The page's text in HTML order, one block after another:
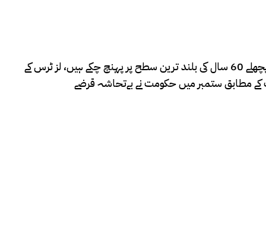
لندن ( نیٹ نیوز ) برطانیہ میں معاشی بحران کی گونج بڑھتی جا رہی ہے اور اب تازہ ترین اطالاعات کے مطابق برطانوی حکومت کے قرضے پچھلے 60 سال کی بلند ترین سطح پر پہنچ چکے ہیں، لز ٹرس کے
کے مطابق ستمبر میں حکومت نے بےتحاشہ قرضے